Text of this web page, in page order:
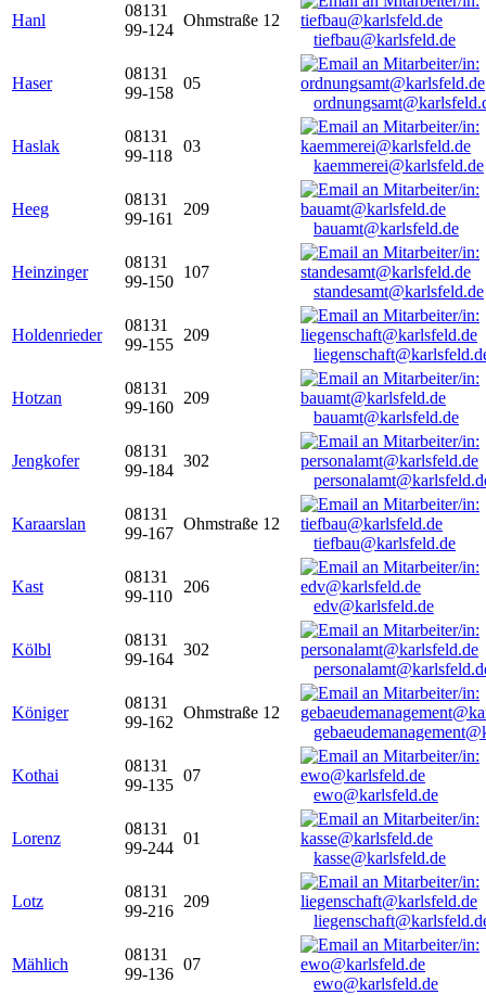
Hanl
08131
99-124
Ohmstraße 12
tiefbau@karlsfeld.de
Haser
08131
99-158
05
Haslak
08131
99-118
03
kaemmerei@karlsfeld.de
Heeg
08131
99-161
209
bauamt@karlsfeld.de
Heinzinger
08131
99-150
107
standesamt@karlsfeld.de
Holdenrieder
08131
99-155
209
Hotzan
08131
99-160
209
bauamt@karlsfeld.de
Jengkofer
08131
99-184
302
Karaarslan
08131
99-167
Ohmstraße 12
tiefbau@karlsfeld.de
Kast
08131
99-110
206
edv@karlsfeld.de
Kölbl
08131
99-164
302
Königer
08131
99-162
Ohmstraße 12
Kothai
08131
99-135
07
ewo@karlsfeld.de
Lorenz
08131
99-244
01
kasse@karlsfeld.de
Lotz
08131
99-216
209
Mählich
08131
99-136
07
ewo@karlsfeld.de